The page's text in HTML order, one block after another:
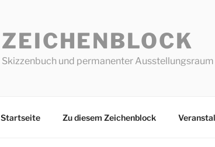
ZEICHENBLOCK
Skizzenbuch und permanenter
Startseite Zu diesem Zeichenblock